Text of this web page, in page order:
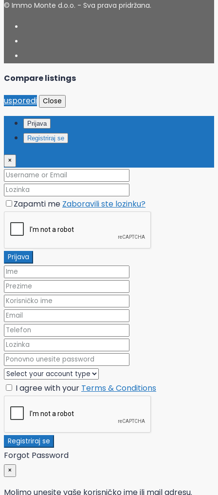
© Immo Monte d.o.o. - Sva prava pridržana.
Compare listings
usporedi
Close
Prijava
Registriraj se
×
Zapamti me Zaboravili ste lozinku?
Prijava
I agree with your Terms & Conditions
Registriraj se
Forgot Password
×
Molimo unesite vaše korisničko ime ili mail adresu.